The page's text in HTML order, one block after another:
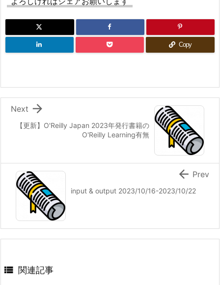
Copy
【更新】O'Reilly Japan 2023年発行書籍の
O'Reilly Learning有無

Next
input & output 2023/10/16-2023/10/22
 Prev
 関連記事